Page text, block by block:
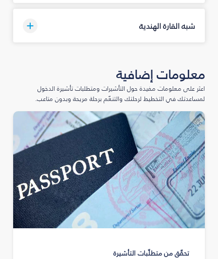
شبه القارة الهندية
معلومات إضافية
اعثر على معلومات مفيدة حول التأشيرات ومتطلبات تأشيرة الدخول
لمساعدتك في التخطيط لرحلتك والتنعّم برحلة مريحة وبدون متاعب.
تحقّق من متطلّبات التأشيرة